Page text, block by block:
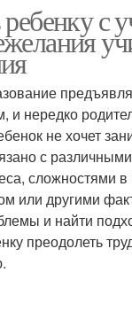
с
и нередко
не хочет
с
сложностями
или другими
и найти
преодолеть